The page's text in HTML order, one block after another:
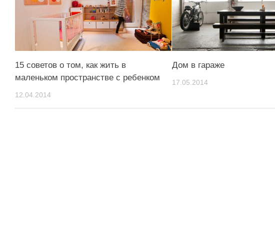
15 советов о том, как жить в
маленьком пространстве с ребенком
12.04.2014
Дом в гараже
17.05.2014